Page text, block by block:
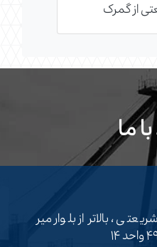
از گمرک
ما
، بالاتر از بلوار میر